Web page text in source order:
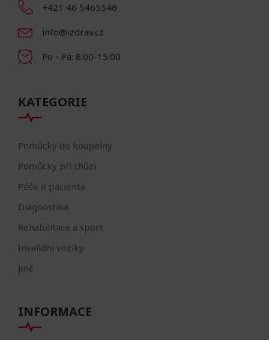
+421 46 5465546
info@izdrav.cz
Po - Pá: 8:00-15:00
KATEGORIE
Pomůcky do koupelny
Pomůcky při chůzi
Péče o pacienta
Diagnostika
Rehabilitace a sport
Invalidní vozíky
Jiné
INFORMACE